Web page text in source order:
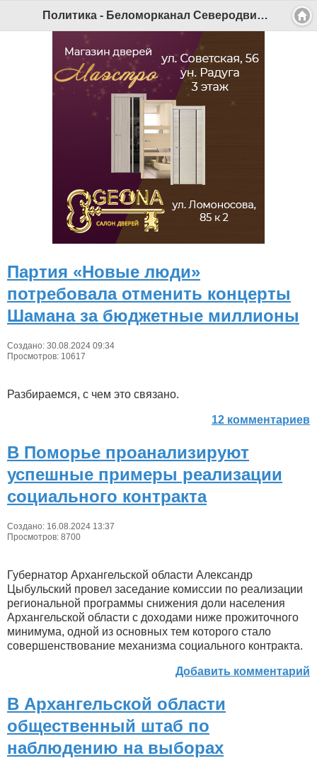
Политика - Беломорканал Северодвинск tv29.ru
Партия «Новые люди»
потребовала отменить концерты
Шамана за бюджетные миллионы
Создано: 30.08.2024 09:34
Просмотров: 10617
Разбираемся, с чем это связано.
12 комментариев
В Поморье проанализируют
успешные примеры реализации
социального контракта
Создано: 16.08.2024 13:37
Просмотров: 8700
Губернатор Архангельской области Александр
Цыбульский провел заседание комиссии по реализации
региональной программы снижения доли населения
Архангельской области с доходами ниже прожиточного
минимума, одной из основных тем которого стало
совершенствование механизма социального контракта.
Добавить комментарий
В Архангельской области
общественный штаб по
наблюдению на выборах